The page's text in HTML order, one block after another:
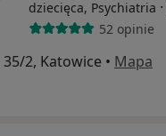
dziecięca, Psychiatria ·
52 opinie
2, Katowice • Mapa